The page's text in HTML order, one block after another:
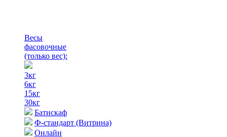
Весы
фасовочные
(только вес):
3кг
6кг
15кг
30кг
Батискаф
Ф-стандарт (Витрина)
Онлайн